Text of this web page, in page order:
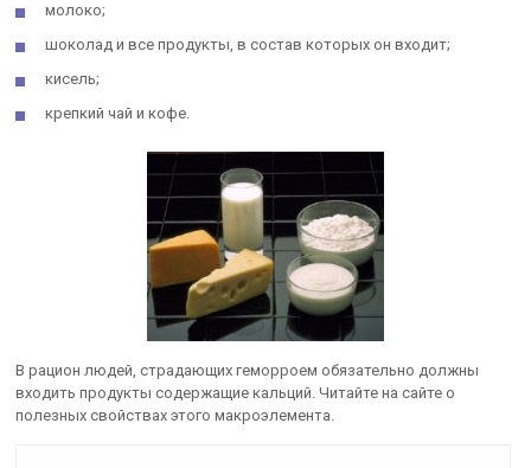
молоко;
шоколад и все продукты, в состав которых он входит;
кисель;
крепкий чай и кофе.
В рацион людей, страдающих геморроем обязательно должны
входить продукты содержащие кальций. Читайте на сайте о
полезных свойствах этого макроэлемента.